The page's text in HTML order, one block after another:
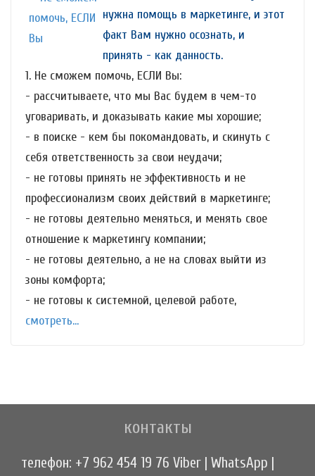
нужна помощь в маркетинге, и этот
факт Вам нужно осознать, и
принять - как данность.
1. Не сможем помочь, ЕСЛИ Вы:
- рассчитываете, что мы Вас будем в чем-то
уговаривать, и доказывать какие мы хорошие;
- в поиске - кем бы покомандовать, и скинуть с
себя ответственность за свои неудачи;
- не готовы принять не эффективность и не
профессионализм своих действий в маркетинге;
- не готовы деятельно меняться, и менять свое
отношение к маркетингу компании;
- не готовы деятельно, а не на словах выйти из
зоны комфорта;
- не готовы к системной, целевой работе,
смотреть...
контакты
телефон: +7 962 454 19 76 Viber | WhatsApp |